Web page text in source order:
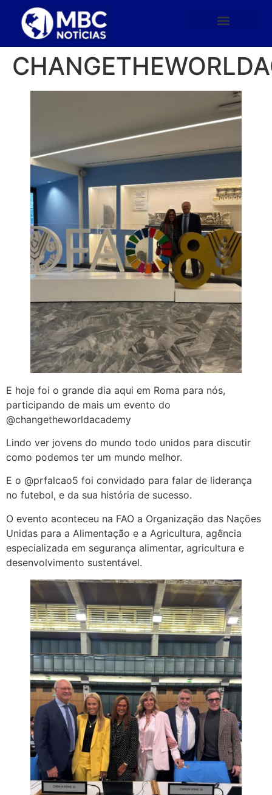
E hoje foi o grande dia aqui em Roma para nós,
participando de mais um evento do
@changetheworldacademy
Lindo ver jovens do mundo todo unidos para discutir
como podemos ter um mundo melhor.
E o @prfalcao5 foi convidado para falar de liderança
no futebol, e da sua história de sucesso.
O evento aconteceu na FAO a Organização das Nações
Unidas para a Alimentação e a Agricultura, agência
especializada em segurança alimentar, agricultura e
desenvolvimento sustentável.